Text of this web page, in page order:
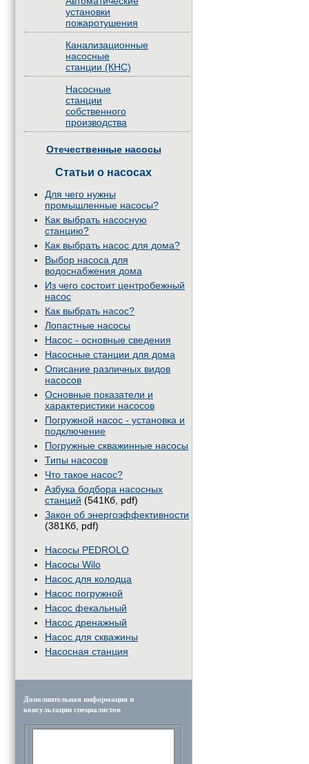
установки
пожаротушения
Канализационные
насосные
станции (КНС)
Насосные
станции
собственного
производства
Отечественные насосы
Статьи о насосах
Для чего нужны
промышленные насосы?
Как выбрать насосную
станцию?
Как выбрать насос для дома?
Выбор насоса для
водоснабжения дома
Из чего состоит центробежный
насос
Как выбрать насос?
Лопастные насосы
Насос - основные сведения
Насосные станции для дома
Описание различных видов
насосов
Основные показатели и
характеристики насосов
Погружной насос - установка и
подключение
Погружные скважинные насосы
Типы насосов
Что такое насос?
Азбука бодбора насосных
станций (541Кб, pdf)
Закон об энергоэффективности
(381Кб, pdf)
Насосы PEDROLO
Насосы Wilo
Насос для колодца
Насос погружной
Насос фекальный
Насос дренажный
Насос для скважины
Насосная станция
Дополнительная информация и
консультации специалистов